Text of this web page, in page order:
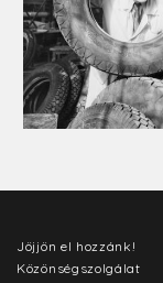
Jöjjön el hozzánk!
Közönségszolgálat